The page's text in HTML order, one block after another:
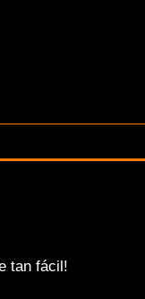
tan fácil!